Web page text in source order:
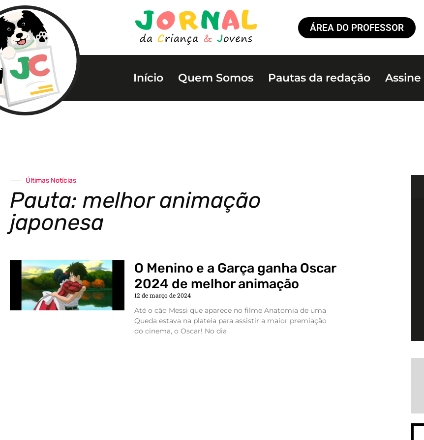
ÁREA DO PROFESSOR
Início Quem Somos Pautas da redação Assine
Últimas Notícias
Pauta: melhor animação
japonesa
O Menino e a Garça ganha Oscar
2024 de melhor animação
12 de março de 2024
Até o cão Messi que aparece no filme Anatomia de uma
Queda estava na plateia para assistir a maior premiação
do cinema, o Oscar! No dia